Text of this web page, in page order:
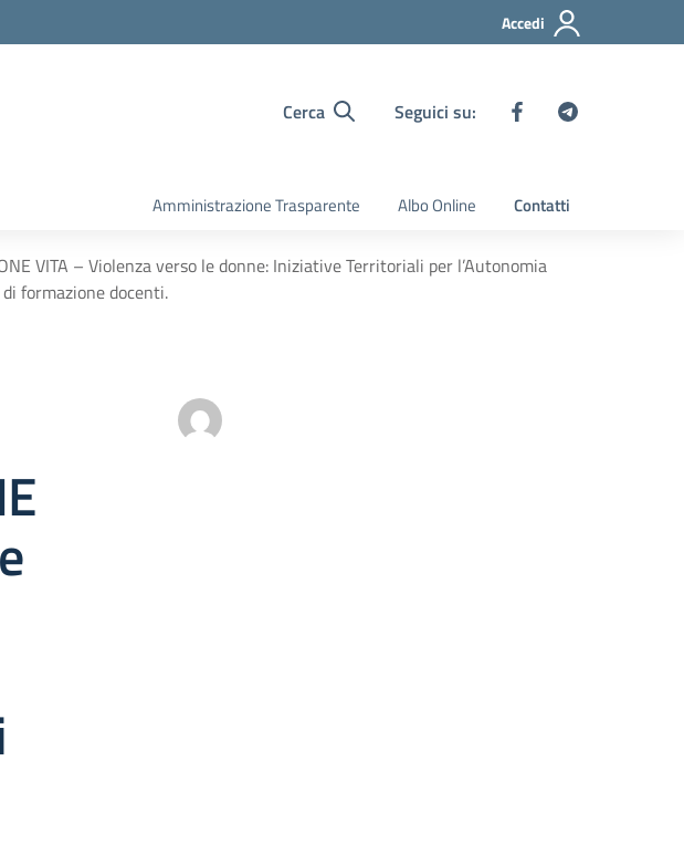
Accedi
Cerca Seguici su:
Amministrazione Trasparente Albo Online Contatti
VITA – Violenza verso le donne: Iniziative Territoriali per l’Autonomia
formazione docenti.